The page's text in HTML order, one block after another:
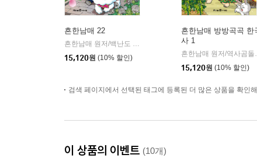
흔한남매 22
흔한남매 원저/백난도 글/유난희 그림/흔한컴퍼니 감수
15,120원 (10% 할인)
흔한남매 방방곡곡 한
사 1
흔한남매 원저/
15,120원 (10% 할인)
검색 페이지에서 선택된 태그에 등록된 더 많은 상품을 확인
이 상품의 이벤트 (10개)